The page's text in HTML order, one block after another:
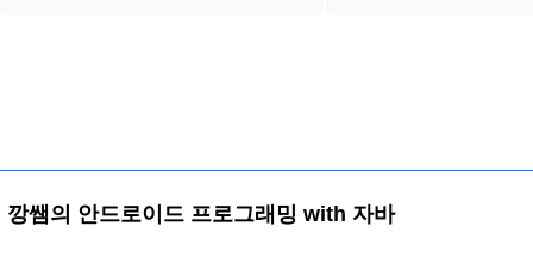
깡쌤의 안드로이드 프로그래밍 with 자바